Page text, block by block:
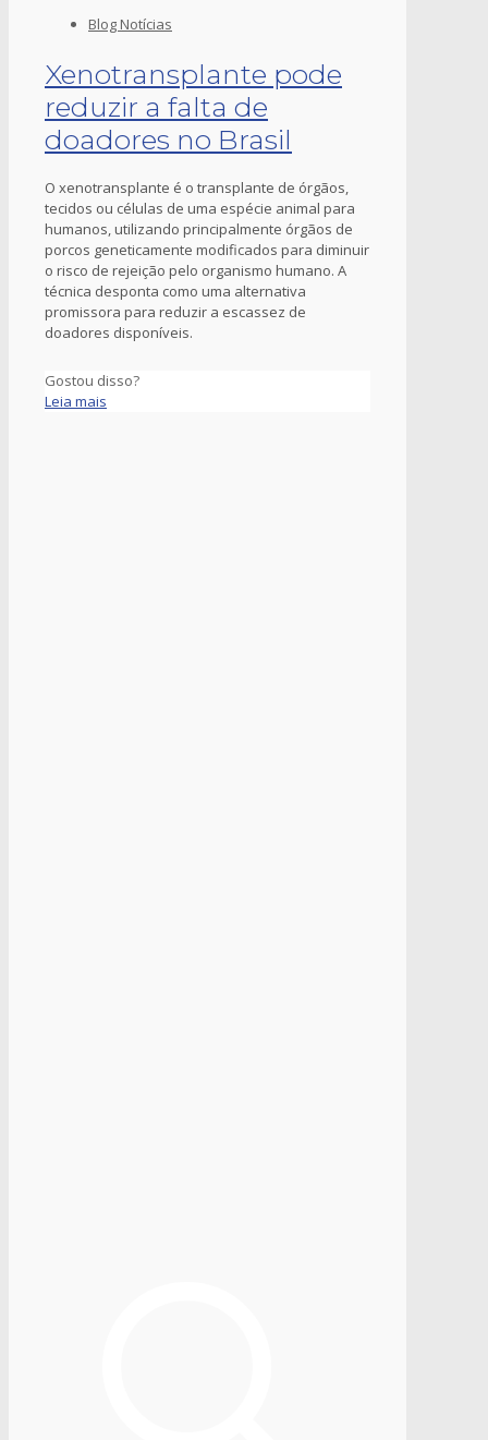
Blog Notícias
Xenotransplante pode
reduzir a falta de
doadores no Brasil
O xenotransplante é o transplante de órgãos,
tecidos ou células de uma espécie animal para
humanos, utilizando principalmente órgãos de
porcos geneticamente modificados para diminuir
o risco de rejeição pelo organismo humano. A
técnica desponta como uma alternativa
promissora para reduzir a escassez de
doadores disponíveis.
Gostou disso?
Leia mais